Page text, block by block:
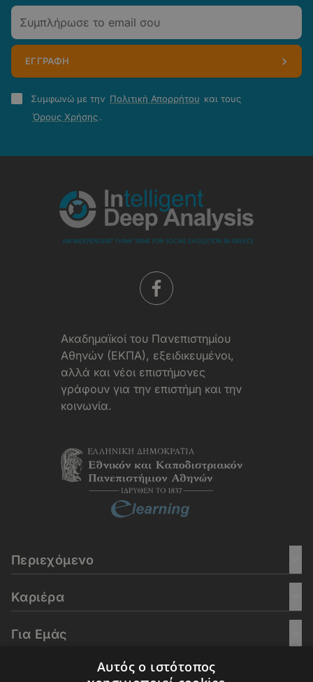
Email
ΕΓΓΡΑΦΗ
Πολιτική
Απορρήτου
Συμφωνώ με την Πολιτική Απορρήτου και τους
Όρους Χρήσης.
Aκαδημαϊκοί του Πανεπιστημίου
Αθηνών (ΕΚΠΑ), εξειδικευμένοι,
αλλά και νέοι επιστήμονες
γράφουν για την επιστήμη και την
κοινωνία.
Περιεχόμενο
Καριέρα
Για Εμάς
Αυτός ο ιστότοπος